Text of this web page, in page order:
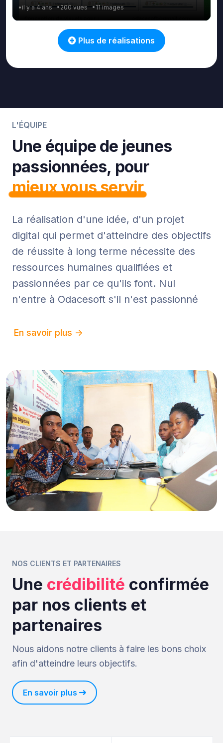
•il y a 4 ans •200 vues •11 images
Plus de réalisations
L'ÉQUIPE
Une équipe de jeunes
passionnées, pour
mieux vous servir
La réalisation d'une idée, d'un projet
digital qui permet d'atteindre des objectifs
de réussite à long terme nécessite des
ressources humaines qualifiées et
passionnées par ce qu'ils font. Nul
n'entre à Odacesoft s'il n'est passionné
En savoir plus ->
NOS CLIENTS ET PARTENAIRES
Une crédibilité confirmée
par nos clients et
partenaires
Nous aidons notre clients à faire les bons choix
afin d'atteindre leurs objectifs.
En savoir plus